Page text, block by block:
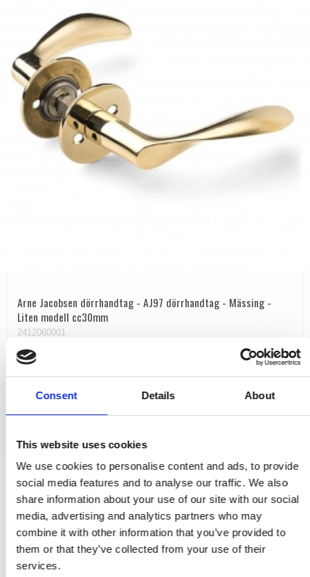
Consent Details About
This website uses cookies
We use cookies to personalise content and ads, to provide
social media features and to analyse our traffic. We also
share information about your use of our site with our social
media, advertising and analytics partners who may
combine it with other information that you’ve provided to
them or that they’ve collected from your use of their
services.
Arne Jacobsen dörrhandtag - AJ97 dörrhandtag - Mässing -
Liten modell cc30mm
2412060001
1.972,00 SEK